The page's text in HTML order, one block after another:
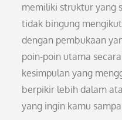
memiliki struktur yang
tidak bingung
dengan pembukaan
poin-poin utama
kesimpulan yang
berpikir lebih dalam
yang ingin kamu